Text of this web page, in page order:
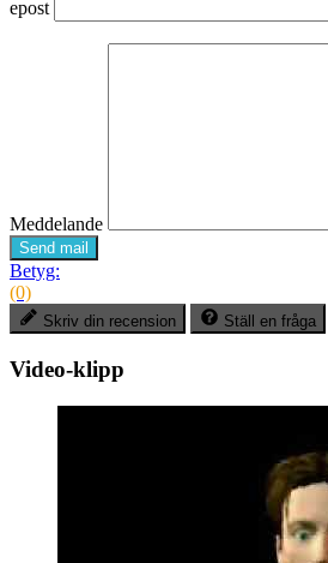
epost
Meddelande
Send mail
Betyg:
(0)
Skriv din recension Ställ en fråga
Video-klipp